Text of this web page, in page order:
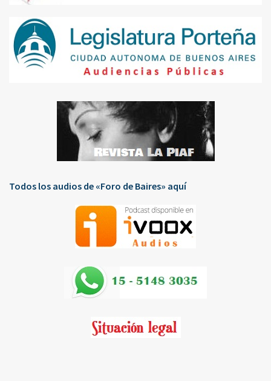
Todos los audios de «Foro de Baires» aquí